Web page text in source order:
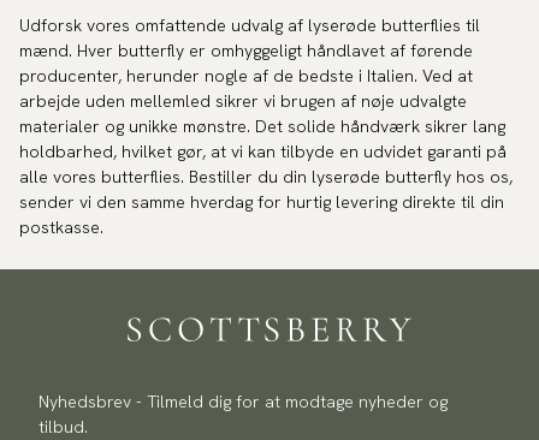
Udforsk vores omfattende udvalg af lyserøde butterflies til
mænd. Hver butterfly er omhyggeligt håndlavet af førende
producenter, herunder nogle af de bedste i Italien. Ved at
arbejde uden mellemled sikrer vi brugen af nøje udvalgte
materialer og unikke mønstre. Det solide håndværk sikrer lang
holdbarhed, hvilket gør, at vi kan tilbyde en udvidet garanti på
alle vores butterflies. Bestiller du din lyserøde butterfly hos os,
sender vi den samme hverdag for hurtig levering direkte til din
postkasse.
Nyhedsbrev - Tilmeld dig for at modtage nyheder og
tilbud.